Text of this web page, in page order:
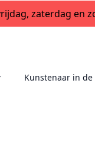
zaterdag en
Kunstenaar in de